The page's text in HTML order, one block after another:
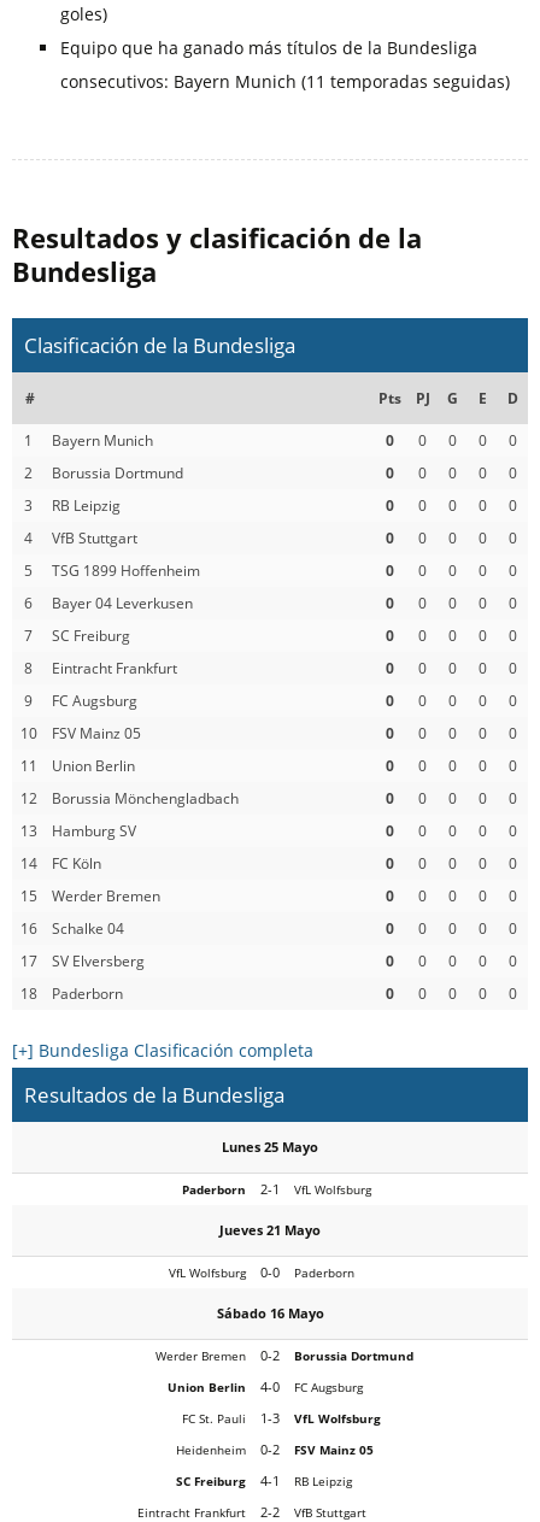
goles)
Equipo que ha ganado más títulos de la Bundesliga
consecutivos: Bayern Munich (11 temporadas seguidas)
Resultados y clasificación de la
Bundesliga
Clasificación de la Bundesliga
# Pts PJ G E D
1 Bayern Munich 0 0 0 0
0
2
Borussia Dortmund 0 0 0 0
0
3
RB Leipzig 0 0 0 0
0
4
VfB Stuttgart 0 0 0 0
0
5
TSG 1899 Hoffenheim 0 0 0 0
0
6
Bayer 04 Leverkusen 0 0 0 0
0
7
SC Freiburg 0 0 0 0
0
8
Eintracht Frankfurt 0 0 0 0
0
9
FC Augsburg 0 0 0 0
0
10
FSV Mainz 05 0 0 0 0
0
11
Union Berlin 0 0 0 0
0
12
Borussia Mönchengladbach 0 0 0 0
0
13
Hamburg SV 0 0 0 0
0
14
FC Köln 0 0 0 0
0
15
Werder Bremen 0 0 0 0
0
16
Schalke 04 0 0 0 0
0
17
SV Elversberg 0 0 0 0
0
18
Paderborn 0 0 0 0 0
[+] Bundesliga Clasificación completa
Resultados de la Bundesliga
Lunes 25 Mayo
Paderborn 2-1 VfL Wolfsburg
Jueves 21 Mayo
VfL Wolfsburg 0-0 Paderborn
Sábado 16 Mayo
Werder Bremen 0-2
Borussia Dortmund
Union Berlin
4-0
FC Augsburg
FC St. Pauli
1-3
VfL Wolfsburg
Heidenheim
0-2
FSV Mainz 05
SC Freiburg
4-1
RB Leipzig
Eintracht Frankfurt
2-2
VfB Stuttgart